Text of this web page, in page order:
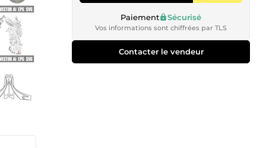
Paiement Sécurisé
Vos informations sont chiffrées par TLS
Contacter le vendeur